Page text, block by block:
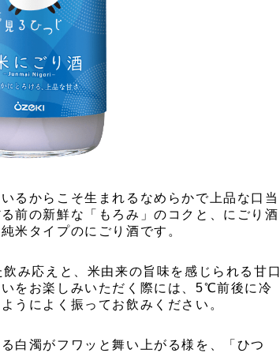
るからこそ生まれるなめらかで上品な口当
前の新鮮な「もろみ」のコクと、にごり酒
米タイプのにごり酒です。
み応えと、米由来の旨味を感じられる甘口
をお楽しみいただく際には、5℃前後に冷
うによく振ってお飲みください。
白濁がフワッと舞い上がる様を、「ひつ